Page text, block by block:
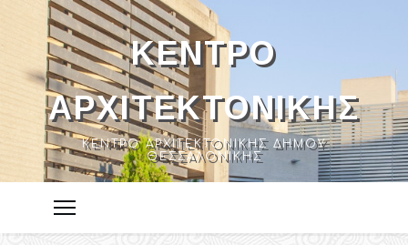
ΚΈΝΤΡΟ
ΑΡΧΙΤΕΚΤΟΝΙΚΉΣ
ΚΈΝΤΡΟ ΑΡΧΙΤΕΚΤΟΝΙΚΉΣ ΔΉΜΟΥ
ΘΕΣΣΑΛΟΝΊΚΗΣ